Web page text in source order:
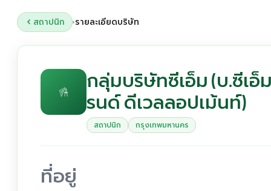
สถาปนิก ›รายละเอียดบริษัท
กลุ่มบริษัทซีเอ็ม (บ.ซีเอ็
รนด์ ดีเวลลอปเม้นท์)
สถาปนิก กรุงเทพมหานคร
ที่อยู่